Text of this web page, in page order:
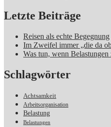
Letzte Beiträge
Reisen als echte Begegnung
Im Zweifel immer „die da
Was tun, wenn
Schlagwörter
Achtsamkeit
Arbeitsorganisation
Belastung
Belastungen